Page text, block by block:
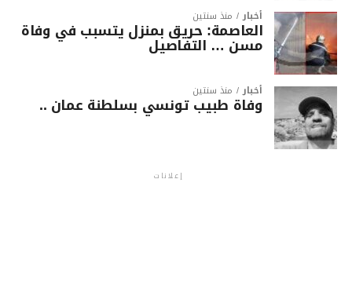
أخبار منذ سنتين
العاصمة: حريق بمنزل يتسبب في وفاة
مسن … التفاصيل
أخبار منذ سنتين
وفاة طبيب تونسي بسلطنة عمان ..
إعلانات